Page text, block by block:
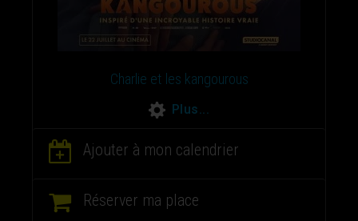
Charlie et les kangourous
Plus...
Ajouter à mon calendrier
Réserver ma place